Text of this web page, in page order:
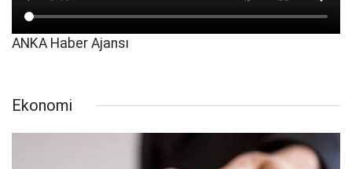
ANKA Haber Ajansı
Ekonomi